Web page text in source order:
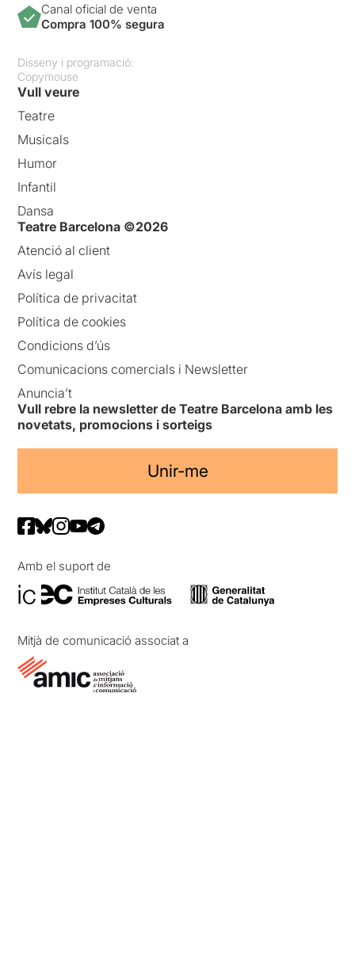
Canal oficial de venta
Compra 100% segura
Disseny i programació:
Copymouse
Vull veure
Teatre
Musicals
Humor
Infantil
Dansa
Teatre Barcelona ©2026
Atenció al client
Avís legal
Política de privacitat
Política de cookies
Condicions d’ús
Comunicacions comercials i Newsletter
Anuncia’t
Vull rebre la newsletter de Teatre Barcelona amb les
novetats, promocions i sorteigs
Unir-me
Amb el suport de
Mitjà de comunicació associat a